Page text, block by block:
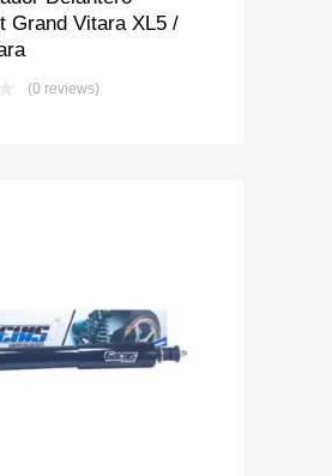
Grand Vitara XL5 /
(0 reviews)
Add to Wishlist
Add to Compare